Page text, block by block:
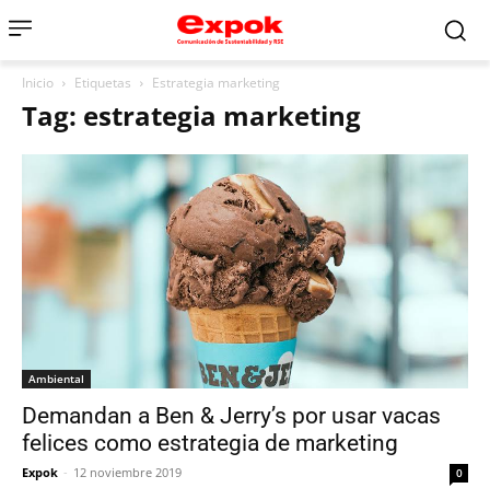
Inicio Etiquetas Estrategia marketing
Tag: estrategia marketing
Ambiental
Demandan a Ben & Jerry’s por usar vacas
felices como estrategia de marketing
Expok - 12 noviembre 2019 0